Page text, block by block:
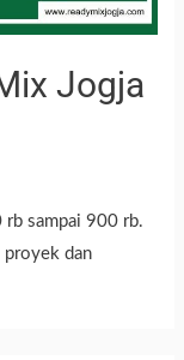
Jogja
sampai 900 rb.
proyek dan